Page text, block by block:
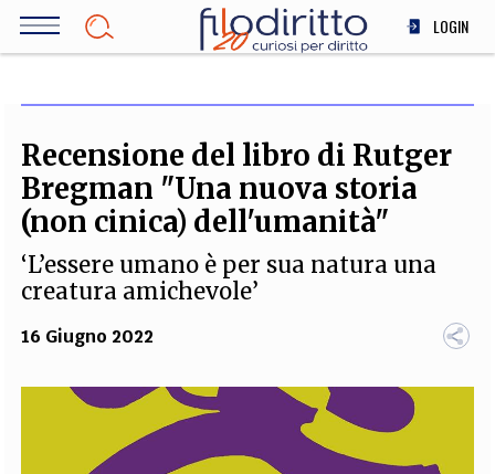
Salta
LOGIN
SOCIETÀ
MEDICINA
SCIENZA
STORIA E FILOSOFIA
INNOVAZIONE
ALTRO
REDAZIONE COMITATO SCIENTIFICO AUTORI CURATORI
FOTOGRAFI
PARTNER COLLABORA CON NOI
Recensione del libro di Rutger
Bregman "Una nuova storia
(non cinica) dell'umanità"
‘L’essere umano è per sua natura una
creatura amichevole’
16 Giugno 2022